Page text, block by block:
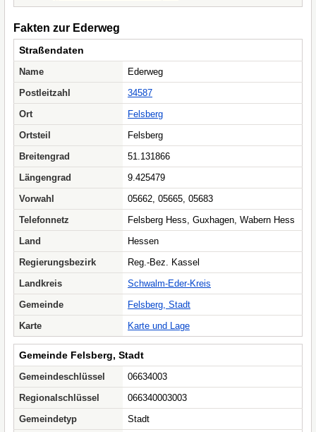
Fakten zur Ederweg
Straßendaten
Name
Ederweg
Postleitzahl
34587
Ort
Felsberg
Ortsteil
Felsberg
Breitengrad
51.131866
Längengrad
9.425479
Vorwahl
05662, 05665, 05683
Telefonnetz
Felsberg Hess, Guxhagen, Wabern Hess
Land
Hessen
Regierungsbezirk
Reg.-Bez. Kassel
Landkreis
Schwalm-Eder-Kreis
Gemeinde
Felsberg, Stadt
Karte
Karte und Lage
Gemeinde Felsberg, Stadt
Gemeindeschlüssel
06634003
Regionalschlüssel
066340003003
Gemeindetyp
Stadt